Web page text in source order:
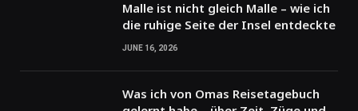
Malle ist nicht gleich Malle – wie ich
die ruhige Seite der Insel entdeckte
JUNE 16, 2026
Was ich von Omas Reisetagebuch